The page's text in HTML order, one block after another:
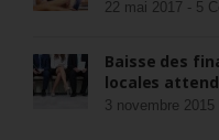
22 mai 2017 - 5
Baisse des
locales
3 novembre 2015